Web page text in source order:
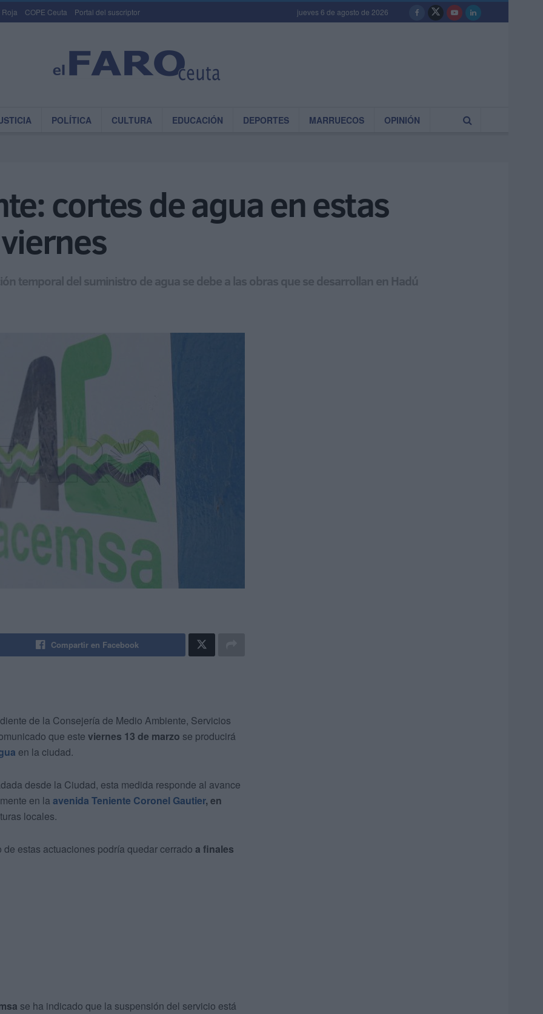
Roja COPE Ceuta Portal del suscriptor jueves 6 de agosto de 2026
POLÍTICA CULTURA EDUCACIÓN DEPORTES MARRUECOS OPINIÓN
cortes de agua en estas
temporal del suministro de agua se debe a las obras que se desarrollan en Hadú
Compartir en Facebook
de la Consejería de Medio Ambiente, Servicios
que este viernes 13 de marzo se producirá
en la ciudad.
desde la Ciudad, esta medida responde al avance
en la avenida Teniente Coronel Gautier, en
locales.
estas actuaciones podría quedar cerrado a finales
se ha indicado que la suspensión del servicio está